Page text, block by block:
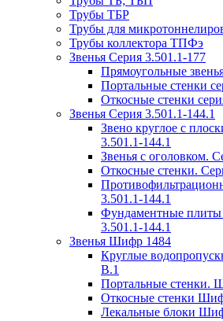
Трубы ТБР
Трубы для
Трубы коллектора ТПФэ
Звенья Серия 3.501.1-177
Прямоугольные
Портальные стенки
Откосные стенки
Звенья Серия 3.501.1-144.1
Звено круглое с
3.501.1-144.1
Звенья с оголовком.
Откосные стенки.
3.501.1-144.1
Фундаментные плиты
3.501.1-144.1
Звенья Шифр 1484
Круглые
В.1
Портальные стенки.
Откосные стенки
Лекальные блоки